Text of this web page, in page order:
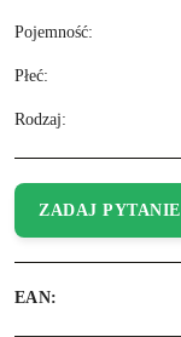
Pojemność:
Płeć:
Rodzaj:
ZADAJ PYTANIE
EAN: